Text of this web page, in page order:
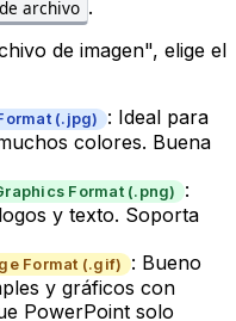
archivo .
de imagen", elige el
(.jpg)
: Ideal para
colores. Buena
Format (.png)
:
y texto. Soporta
Format (.gif)
: Bueno
y gráficos con
PowerPoint solo